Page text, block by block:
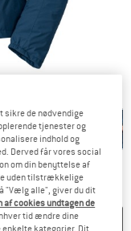
sikre de nødvendige
tjenester og
indhold og
Derved får vores social
om din benyttelse af
uden tilstrækkelige
"Vælg alle", giver du dit
af cookies undtagen de
tid ændre dine
kategorier. Dit